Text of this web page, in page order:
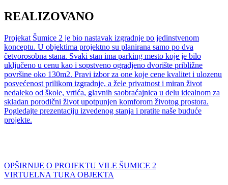
REALIZOVANO
Projekat Šumice 2 je bio nastavak izgradnje po jedinstvenom
konceptu. U objektima projektno su planirana samo po dva
četvorosobna stana. Svaki stan ima parking mesto koje je bilo
uključeno u cenu kao i sopstveno ogradjeno dvorište približne
površine oko 130m2. Pravi izbor za one koje cene kvalitet i ulozenu
posvećenost prilikom izgradnje, a žele privatnost i miran život
nedaleko od škole, vrtića, glavnih saobraćajnica u delu idealnom za
skladan porodični život upotpunjen komforom životog prostora.
Pogledajte prezentaciju izvedenog stanja i pratite naše buduće
projekte.
OPŠIRNIJE O PROJEKTU VILE ŠUMICE 2
VIRTUELNA TURA OBJEKTA